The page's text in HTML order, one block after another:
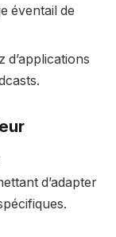
éventail de
d’applications
d’adapter